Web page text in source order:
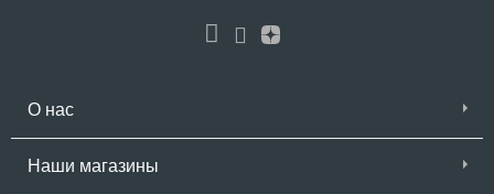
О нас
Наши магазины